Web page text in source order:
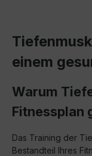
einem
Warum
Fitnessplan
Das Training der
Bestandteil Ihres